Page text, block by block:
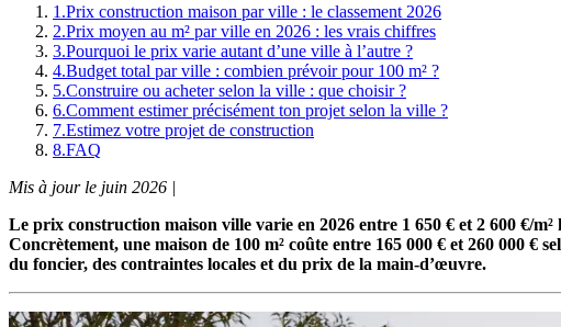
1 .Prix construction maison par ville : le classement 2026
2.Prix moyen au m² par ville en 2026 : les vrais chiffres
3.Pourquoi le prix varie autant d’une ville à l’autre ?
4.Budget total par ville : combien prévoir pour 100 m² ?
5.Construire ou acheter selon la ville : que choisir ?
6.Comment estimer précisément ton projet selon la ville ?
7.Estimez votre projet de construction
8.FAQ
Mis à jour le juin 2026 |
Le prix construction maison ville varie en 2026 entre 1 650 € et 2 600 €/
Concrètement, une maison de 100 m² coûte entre 165 000 € et 260 000
du foncier, des contraintes locales et du prix de la main-d’œuvre.